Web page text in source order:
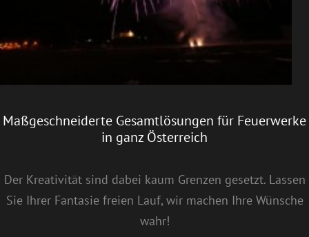
Maßgeschneiderte Gesamtlösungen für Feuerwerke
in ganz Österreich
Der Kreativität sind dabei kaum Grenzen gesetzt. Lassen
Sie Ihrer Fantasie freien Lauf, wir machen Ihre Wünsche
wahr!